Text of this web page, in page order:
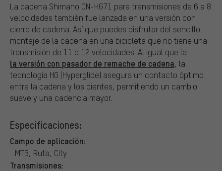
La cadena Shimano CN-HG71 para transmisiones de 6 a 8
velocidades también fue lanzada en una versión con
cierre de cadena. Así que puedes disfrutar del sencillo
montaje de la cadena en una bicicleta que no tiene una
transmisión de 11 o 12 velocidades. Al igual que la
la versión con pasador de remache de cadena, la
tecnología HG (Hyperglide) asegura un contacto óptimo
entre la cadena y los dientes, permitiendo un cambio
suave y una cadencia mayor.
Especificaciones:
Campo de aplicación:
MTB, Ruta, City
Transmisiones: